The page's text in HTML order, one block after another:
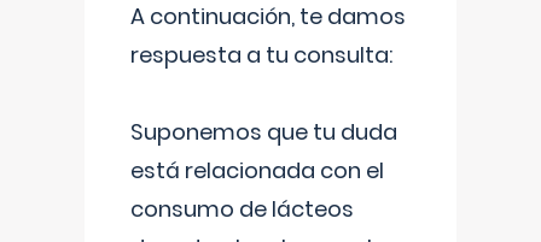
A continuación, te damos
respuesta a tu consulta:
Suponemos que tu duda
está relacionada con el
consumo de lácteos